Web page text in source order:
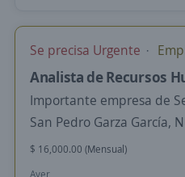
Se precisa Urgente
Analista de Recursos
Importante empresa de
San Pedro Garza García,
$ 16,000.00 (Mensual)
Ayer